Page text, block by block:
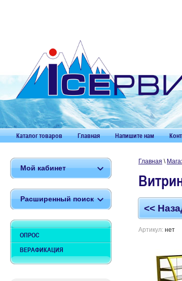
Каталог товаров Главная Напишите нам
Главная \
<<
Артикул: нет
Мой кабинет
Расширенный поиск
ОПРОС
ВЕРАФИКАЦИЯ